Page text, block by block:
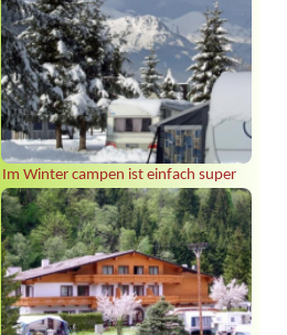
Im Winter campen ist einfach super